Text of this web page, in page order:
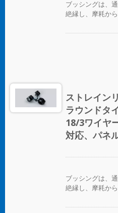
ブッシングは、
絶縁し、摩耗か
ストレイン
ラウンドタ
18/3ワイヤ
対応、パネ
ブッシングは、
絶縁し、摩耗か